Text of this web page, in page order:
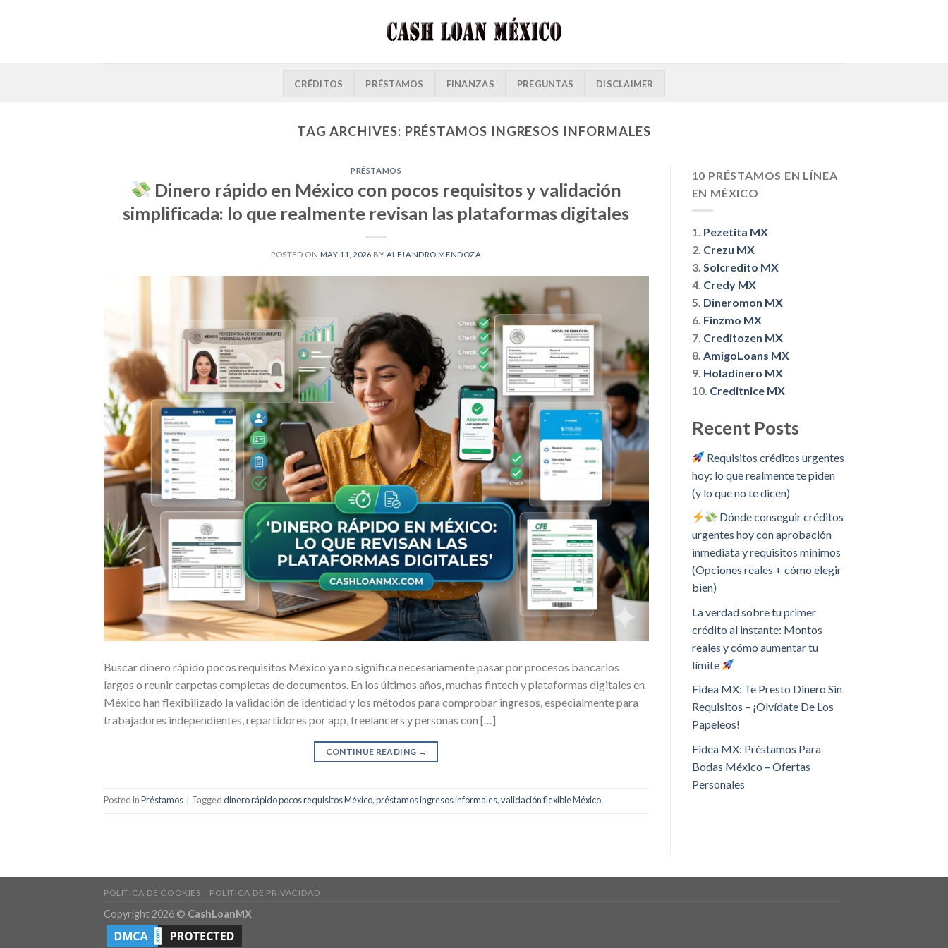
CRÉDITOS PRÉSTAMOS FINANZAS PREGUNTAS DISCLAIMER
TAG ARCHIVES: PRÉSTAMOS INGRESOS INFORMALES
PRÉSTAMOS
Dinero rápido en México con pocos requisitos y validación
simplificada: lo que realmente revisan las plataformas digitales
POSTED ON MAY 11, 2026 BY ALEJANDRO MENDOZA
Buscar dinero rápido pocos requisitos México ya no significa necesariamente pasar por procesos bancarios
largos o reunir carpetas completas de documentos. En los últimos años, muchas fintech y plataformas digitales en
México han flexibilizado la validación de identidad y los métodos para comprobar ingresos, especialmente para
trabajadores independientes, repartidores por app, freelancers y personas con […]
CONTINUE READING →
Posted inPréstamos Taggeddinero rápido pocos requisitos México,préstamos ingresos informales,validación flexible México
10 PRÉSTAMOS EN LÍNEA
EN MÉXICO
1. Pezetita MX
2. Crezu MX
3. Solcredito MX
4. Credy MX
5. Dineromon MX
6. Finzmo MX
7. Creditozen MX
8. AmigoLoans MX
9. Holadinero MX
10. Creditnice MX
Recent Posts
Requisitos créditos urgentes
hoy: lo que realmente te piden
(y lo que no te dicen)
Dónde conseguir créditos
urgentes hoy con aprobación
inmediata y requisitos mínimos
(Opciones reales + cómo elegir
bien)
La verdad sobre tu primer
crédito al instante: Montos
reales y cómo aumentar tu
límite
Fidea MX: Te Presto Dinero Sin
Requisitos – ¡Olvídate De Los
Papeleos!
Fidea MX: Préstamos Para
Bodas México – Ofertas
Personales
POLÍTICA DE COOKIES POLÍTICA DE PRIVACIDAD
Copyright 2026 © CashLoanMX